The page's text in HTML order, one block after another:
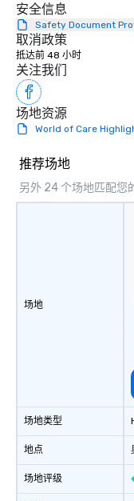
安全信息
Safety Document
取消政策
抵达前 48 小时
关注我们
场地资源
World of Care
推荐场地
另外 24 个场地匹配您
场地
场地类型
地点
场地评级